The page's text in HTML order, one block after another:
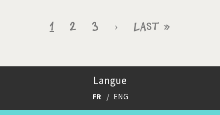
Page
1 Page
2 Page
3
Page
›
Dernière
Last »
Langue
FR ENG